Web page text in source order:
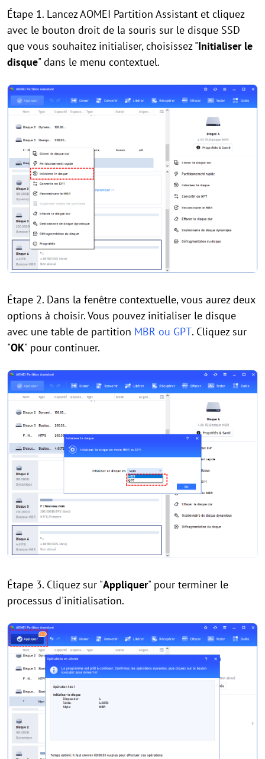
Étape 1. Lancez AOMEI Partition Assistant et cliquez
avec le bouton droit de la souris sur le disque SSD
que vous souhaitez initialiser, choisissez "Initialiser le
disque" dans le menu contextuel.
Étape 2. Dans la fenêtre contextuelle, vous aurez deux
options à choisir. Vous pouvez initialiser le disque
avec une table de partition MBR ou GPT. Cliquez sur
"OK" pour continuer.
Étape 3. Cliquez sur "Appliquer" pour terminer le
processus d'initialisation.